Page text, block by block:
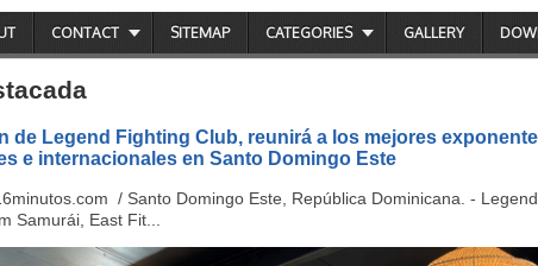
CONTACT SITEMAP CATEGORIES GALLERY
de Legend Fighting Club, reunirá a los mejores
e internacionales en Santo Domingo Este
/ Santo Domingo Este, República Dominicana. -
Samurái, East Fit...